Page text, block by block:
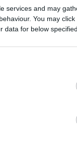
services and may
You may
data for below
algas
gracias a la
para